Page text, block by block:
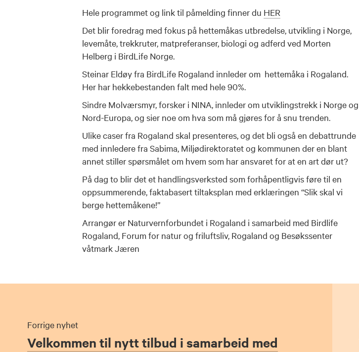
Hele programmet og link til påmelding finner du HER
Det blir foredrag med fokus på hettemåkas utbredelse, utvikling i Norge,
levemåte, trekkruter, matpreferanser, biologi og adferd ved Morten
Helberg i BirdLife Norge.
Steinar Eldøy fra BirdLife Rogaland innleder om hettemåka i Rogaland.
Her har hekkebestanden falt med hele 90%.
Sindre Molværsmyr, forsker i NINA, innleder om utviklingstrekk i Norge og
Nord-Europa, og sier noe om hva som må gjøres for å snu trenden.
Ulike caser fra Rogaland skal presenteres, og det bli også en debattrunde
med innledere fra Sabima, Miljødirektoratet og kommunen der en blant
annet stiller spørsmålet om hvem som har ansvaret for at en art dør ut?
På dag to blir det et handlingsverksted som forhåpentligvis føre til en
oppsummerende, faktabasert tiltaksplan med erklæringen “Slik skal vi
berge hettemåkene!”
Arrangør er Naturvernforbundet i Rogaland i samarbeid med Birdlife
Rogaland, Forum for natur og friluftsliv, Rogaland og Besøkssenter
våtmark Jæren
Forrige nyhet
Velkommen til nytt tilbud i samarbeid med